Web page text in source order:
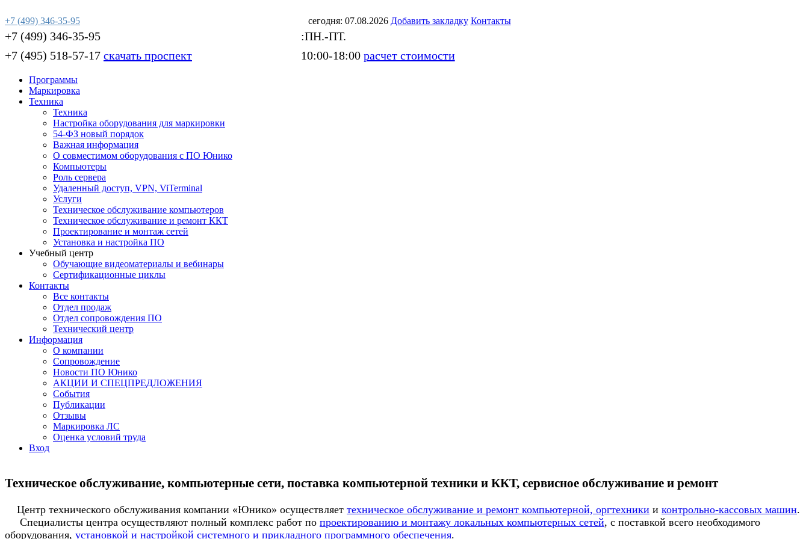
сегодня: 07.08.2026 Добавить закладку Контакты
+7 (499) 346-35-95
+7 (499) 346-35-95
+7 (495) 518-57-17 скачать проспект
:ПН.-ПТ.
10:00-18:00 расчет стоимости
Программы
Маркировка
Техника
Техника
Настройка оборудования для маркировки
54-ФЗ новый порядок
Важная информация
О совместимом оборудования с ПО Юнико
Компьютеры
Роль сервера
Удаленный доступ, VPN, ViTerminal
Услуги
Техническое обслуживание компьютеров
Техническое обслуживание и ремонт ККТ
Проектирование и монтаж сетей
Установка и настройка ПО
Учебный центр
Обучающие видеоматериалы и вебинары
Сертификационные циклы
Контакты
Все контакты
Отдел продаж
Отдел сопровождения ПО
Технический центр
Информация
О компании
Сопровождение
Новости ПО Юнико
АКЦИИ И СПЕЦПРЕДЛОЖЕНИЯ
События
Публикации
Отзывы
Маркировка ЛС
Оценка условий труда
Вход
Техническое обслуживание, компьютерные сети, поставка компьютерной техники и ККТ, сервисное обслуживание и ремонт
Центр технического обслуживания компании «Юнико» осуществляет техническое обслуживание и ремонт компьютерной, оргтехники и контрольно-кассовых машин.
Специалисты центра осуществляют полный комплекс работ по проектированию и монтажу локальных компьютерных сетей, с поставкой всего необходимого
оборудования, установкой и настройкой системного и прикладного программного обеспечения.